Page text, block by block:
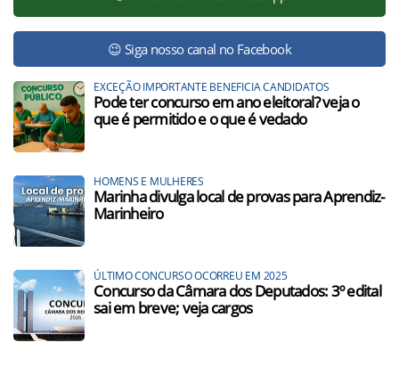
😉 Siga nosso canal no Facebook
EXCEÇÃO IMPORTANTE BENEFICIA CANDIDATOS
Pode ter concurso em ano eleitoral? veja o
que é permitido e o que é vedado
HOMENS E MULHERES
Marinha divulga local de provas para Aprendiz-
Marinheiro
ÚLTIMO CONCURSO OCORREU EM 2025
Concurso da Câmara dos Deputados: 3º edital
sai em breve; veja cargos